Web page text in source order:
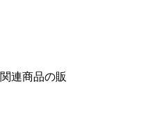
連商品の販